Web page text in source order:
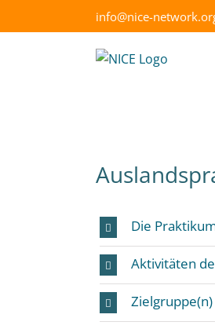
to
info@nice-
Die
Aktivitäten
Zielgruppe(n)